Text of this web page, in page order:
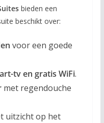
bieden een
beschikt over:
voor een goede
tv en gratis WiFi.
met regendouche
uitzicht op het